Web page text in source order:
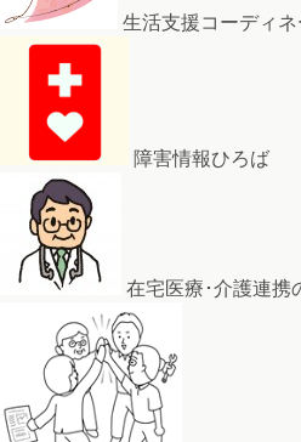
生活支援コーディ
障害情報ひろば
在宅医療･介護連携